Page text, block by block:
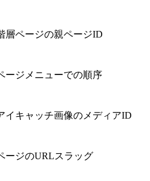
層ページの親ページID
ージメニューでの順序
イキャッチ画像のメディアID
ージのURLスラッグ